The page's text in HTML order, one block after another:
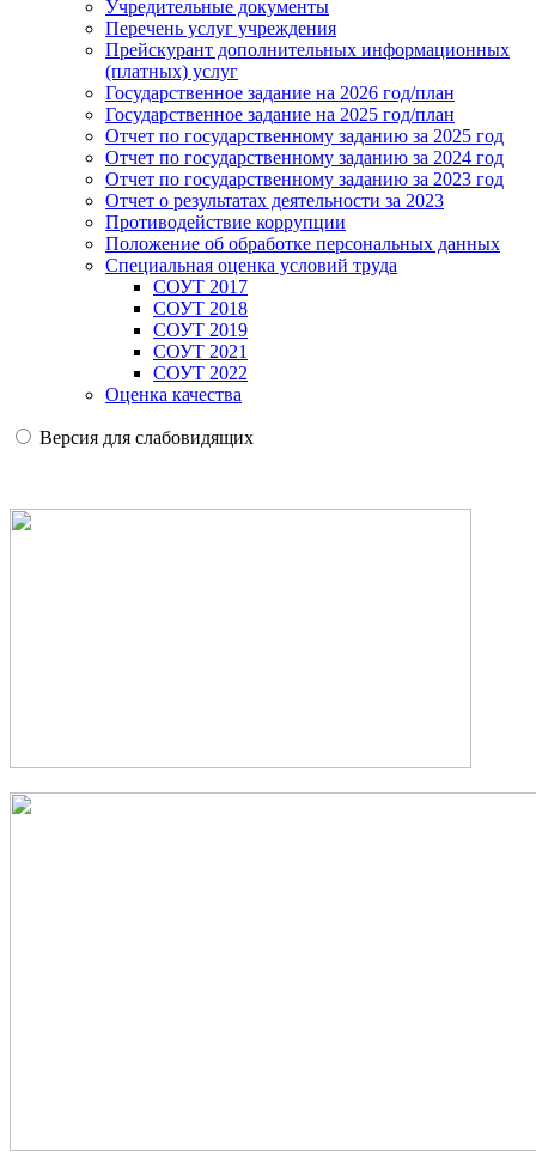
Учредительные документы
Перечень услуг учреждения
Прейскурант дополнительных информационных
(платных) услуг
Государственное задание на 2026 год/план
Государственное задание на 2025 год/план
Отчет по государственному заданию за 2025 год
Отчет по государственному заданию за 2024 год
Отчет по государственному заданию за 2023 год
Отчет о результатах деятельности за 2023
Противодействие коррупции
Положение об обработке персональных данных
Специальная оценка условий труда
СОУТ 2017
СОУТ 2018
СОУТ 2019
СОУТ 2021
СОУТ 2022
Оценка качества
Версия для слабовидящих